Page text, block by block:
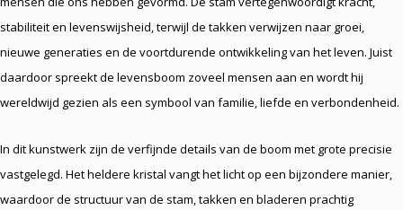
stabiliteit en levenswijsheid, terwijl de takken verwijzen naar groei,
nieuwe generaties en de voortdurende ontwikkeling van het leven. Juist
daardoor spreekt de levensboom zoveel mensen aan en wordt hij
wereldwijd gezien als een symbool van familie, liefde en verbondenheid.
In dit kunstwerk zijn de verfijnde details van de boom met grote precisie
vastgelegd. Het heldere kristal vangt het licht op een bijzondere manier,
waardoor de structuur van de stam, takken en bladeren prachtig